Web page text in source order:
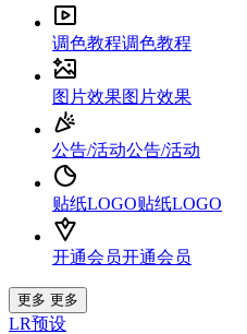
调色教程调色教程
图片效果图片效果
公告/活动公告/活动
贴纸LOGO贴纸LOGO
开通会员开通会员
更多 更多
LR预设